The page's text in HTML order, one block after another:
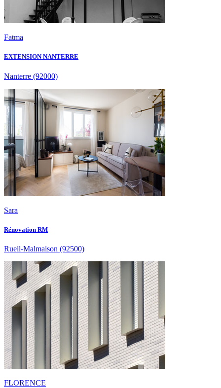
Fatma
EXTENSION NANTERRE
Nanterre (92000)
Sara
Rénovation RM
Rueil-Malmaison (92500)
FLORENCE